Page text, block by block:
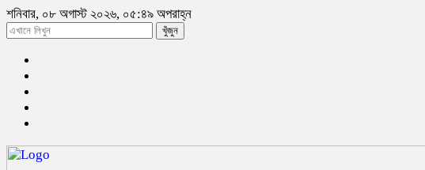
শনিবার, ০৮ অগাস্ট ২০২৬, ০৫:৪৯ অপরাহ্ন
খুঁজুন